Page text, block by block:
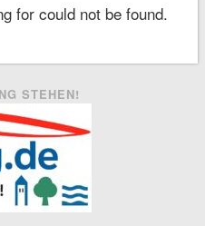
for could not be found.
STEHEN!